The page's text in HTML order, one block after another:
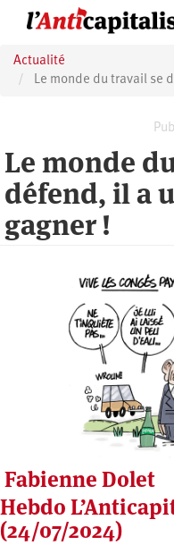
principal
Actualité
Le monde du travail se
Le monde
défend, il a
gagner !
Fabienne Dolet
Hebdo
(24/07/2024)